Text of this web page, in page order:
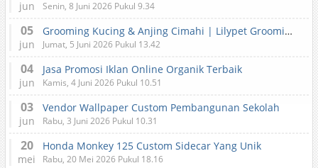
jun Senin, 8 Juni 2026 Pukul 9.34
05
jun
Grooming Kucing & Anjing Cimahi | Lilypet Grooming & Pet Hotel
Jumat, 5 Juni 2026 Pukul 13.42
04
jun
Jasa Promosi Iklan Online Organik Terbaik
Kamis, 4 Juni 2026 Pukul 10.51
03
jun
Vendor Wallpaper Custom Pembangunan Sekolah
Rabu, 3 Juni 2026 Pukul 10.31
20
mei
Honda Monkey 125 Custom Sidecar Yang Unik
Rabu, 20 Mei 2026 Pukul 18.16